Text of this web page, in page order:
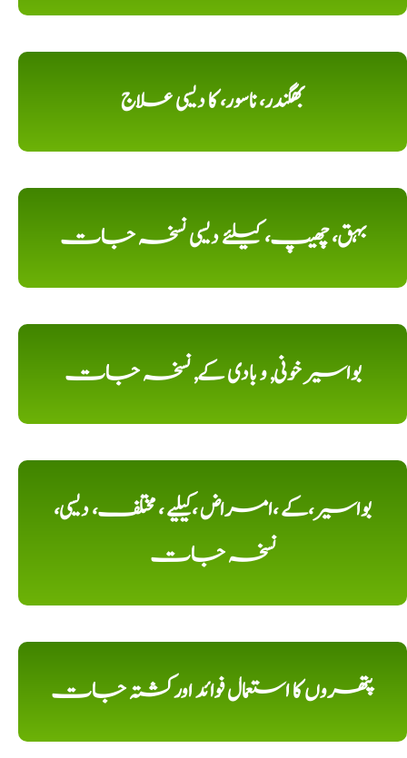
بھگندر، ناسور، کا دیسی علاج
بہق، چھیپ، کیلئے دیسی نسخہ جات
بواسیر خونی, و بادی کے, نسخہ جات
بواسیر،کے ،امراض ،کیلیے ، مختلف، دیسی،
نسخہ جات
پتھروں کا استعمال فوائد اورکشتہ جات